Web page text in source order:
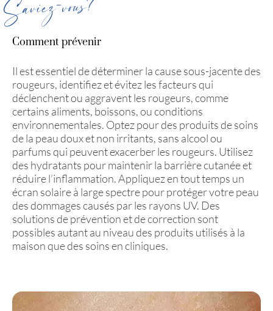
Saviez-vous?
Comment prévenir
Il est essentiel de déterminer la cause sous-jacente des
rougeurs, identifiez et évitez les facteurs qui
déclenchent ou aggravent les rougeurs, comme
certains aliments, boissons, ou conditions
environnementales. Optez pour des produits de soins
de la peau doux et non irritants, sans alcool ou
parfums qui peuvent exacerber les rougeurs. Utilisez
des hydratants pour maintenir la barrière cutanée et
réduire l’inflammation. Appliquez en tout temps un
écran solaire à large spectre pour protéger votre peau
des dommages causés par les rayons UV. Des
solutions de prévention et de correction sont
possibles autant au niveau des produits utilisés à la
maison que des soins en cliniques.